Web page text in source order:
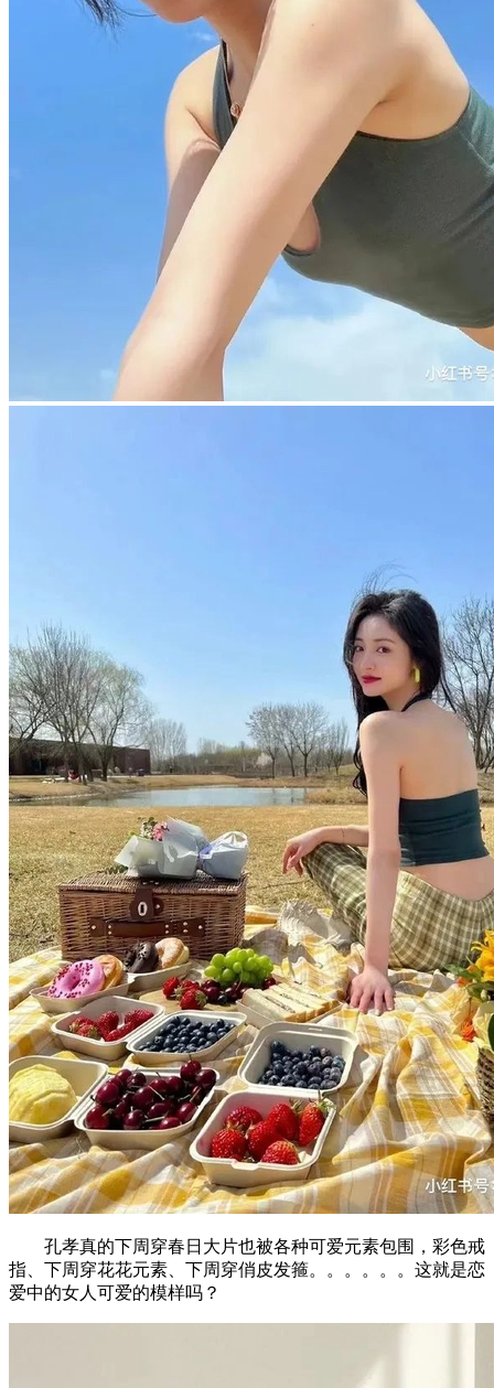
孔孝真的下周穿春日大片也被各种可爱元素包围，彩色戒
指、下周穿花花元素、下周穿俏皮发箍。。。。。。这就是恋
爱中的女人可爱的模样吗？